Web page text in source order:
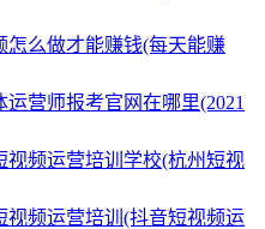
怎么做才能赚钱(每天能赚
运营师报考官网在哪里(2021
视频运营培训学校(杭州短视
视频运营培训(抖音短视频运